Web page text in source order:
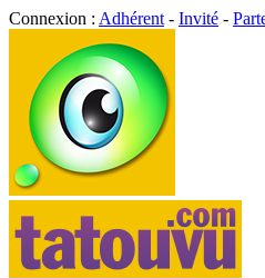
Connexion : Adhérent - Invité -